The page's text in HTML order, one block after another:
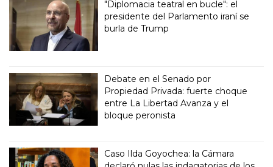
"Diplomacia teatral en bucle": el
presidente del Parlamento iraní se
burla de Trump
Debate en el Senado por
Propiedad Privada: fuerte choque
entre La Libertad Avanza y el
bloque peronista
Caso Ilda Goyochea: la Cámara